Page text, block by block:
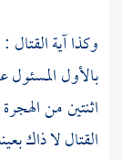
وكذا آية
بالأول المسئول
اثنتين من
القتال لا ذاك